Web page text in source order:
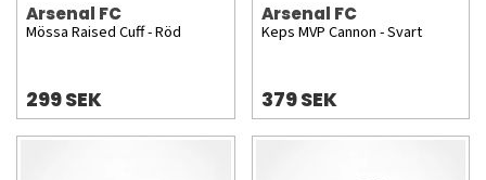
Arsenal FC
Mössa Raised Cuff - Röd
299 SEK
Arsenal FC
Keps MVP Cannon - Svart
379 SEK